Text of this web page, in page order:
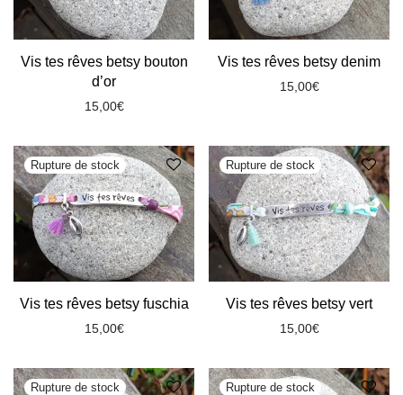
Vis tes rêves betsy bouton
d’or
15,00€
Vis tes rêves betsy denim
15,00€
Vis tes rêves betsy fuschia
15,00€
Vis tes rêves betsy vert
15,00€